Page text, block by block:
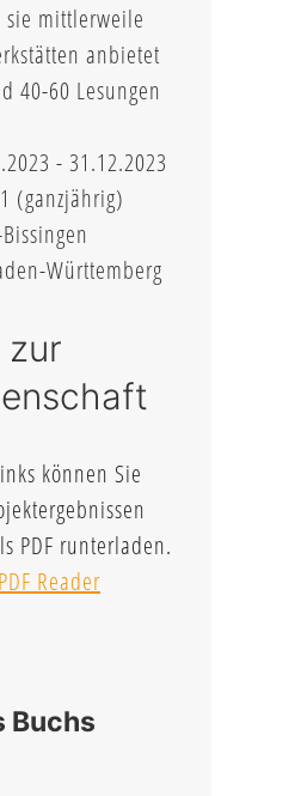
sie mittlerweile
anbietet
40-60 Lesungen
- 31.12.2023
(ganzjährig)
Württemberg
zur
können Sie
PDF runterladen.
PDF Reader
Buchs